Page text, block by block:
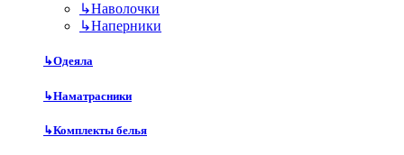
↳Наволочки
↳Наперники
↳Одеяла
↳Наматрасники
↳Комплекты белья